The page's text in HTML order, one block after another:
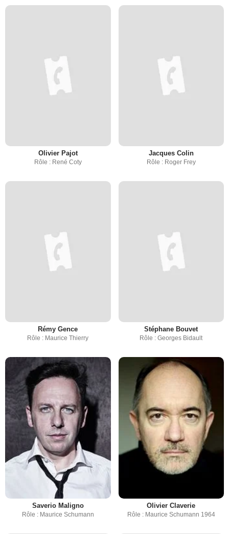
Olivier Pajot
Rôle : René Coty
Jacques Colin
Rôle : Roger Frey
Rémy Gence
Rôle : Maurice Thierry
Stéphane Bouvet
Rôle : Georges Bidault
Saverio Maligno
Rôle : Maurice Schumann
Olivier Claverie
Rôle : Maurice Schumann 1964